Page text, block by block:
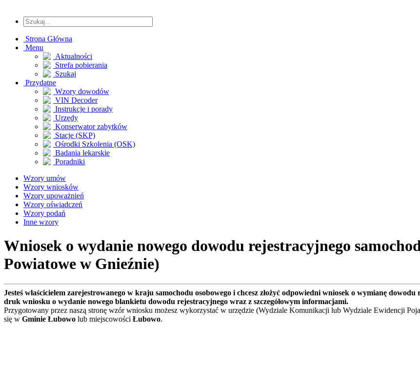
Strona Główna
Menu
Aktualności
Strefa pobierania
Szukaj
Przydatne
Wzory dowodów
VIN Decoder
Instrukcje i porady
Urzędy
Konserwator zabytków
Stacje (SKP)
Ośrodki Szkolenia (OSK)
Badania lekarskie
Poradniki
Wzory umów
Wzory wniosków
Wzory upoważnień
Wzory oświadczeń
Wzory podań
Inne wzory
Wniosek o wydanie nowego dowodu rejestracyjnego
Powiatowe w Gnieźnie)
Jesteś właścicielem zarejestrowanego w kraju samochodu osobowego i chcesz złożyć odpowiedni wniosek o wymianę
druk wniosku o wydanie nowego blankietu dowodu rejestracyjnego wraz z szczegółowym informacjami.
Przygotowany przez naszą stronę wzór wniosku możesz wykorzystać w urzędzie (Wydziale Komunikacji lub Wydziale Ewidencji
się w Gminie Łubowo lub miejscowości Łubowo.